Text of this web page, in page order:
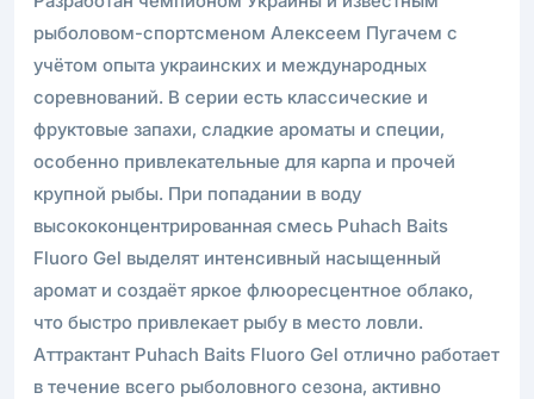
рыболовом-спортсменом Алексеем Пугачем с
учётом опыта украинских и международных
соревнований. В серии есть классические и
фруктовые запахи, сладкие ароматы и специи,
особенно привлекательные для карпа и прочей
крупной рыбы. При попадании в воду
высококонцентрированная смесь Puhach Baits
Fluoro Gel выделят интенсивный насыщенный
аромат и создаёт яркое флюоресцентное облако,
что быстро привлекает рыбу в место ловли.
Аттрактант Puhach Baits Fluoro Gel отлично работает
в течение всего рыболовного сезона, активно